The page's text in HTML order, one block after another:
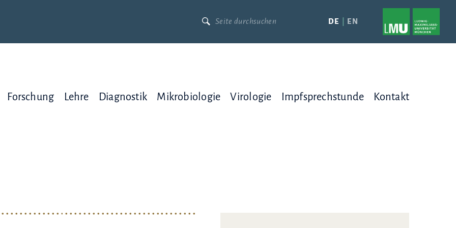
EN
DE
Forschung Lehre Diagnostik Mikrobiologie Virologie Impfsprechstunde Kontakt